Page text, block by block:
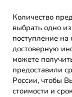
Количество
выбрать одно
поступление на
достоверную
можете
предоставили
России, чтобы
стоимости и